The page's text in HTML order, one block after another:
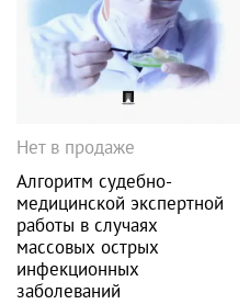
Нет в продаже
Алгоритм судебно-
медицинской экспертной
работы в случаях
массовых острых
инфекционных
заболеваний